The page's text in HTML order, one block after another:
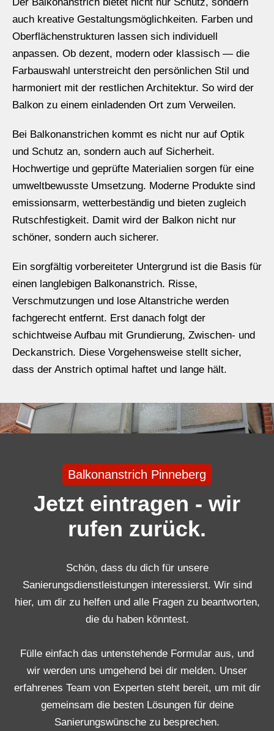
auch kreative Gestaltungsmöglichkeiten. Farben und
Oberflächenstrukturen lassen sich individuell
anpassen. Ob dezent, modern oder klassisch — die
Farbauswahl unterstreicht den persönlichen Stil und
harmoniert mit der restlichen Architektur. So wird der
Balkon zu einem einladenden Ort zum Verweilen.
Bei Balkonanstrichen kommt es nicht nur auf Optik
und Schutz an, sondern auch auf Sicherheit.
Hochwertige und geprüfte Materialien sorgen für eine
umweltbewusste Umsetzung. Moderne Produkte sind
emissionsarm, wetterbeständig und bieten zugleich
Rutschfestigkeit. Damit wird der Balkon nicht nur
schöner, sondern auch sicherer.
Ein sorgfältig vorbereiteter Untergrund ist die Basis für
einen langlebigen Balkonanstrich. Risse,
Verschmutzungen und lose Altanstriche werden
fachgerecht entfernt. Erst danach folgt der
schichtweise Aufbau mit Grundierung, Zwischen- und
Deckanstrich. Diese Vorgehensweise stellt sicher,
dass der Anstrich optimal haftet und lange hält.
Balkonanstrich Pinneberg
Jetzt eintragen - wir
rufen zurück.
Schön, dass du dich für unsere
Sanierungsdienstleistungen interessierst. Wir sind
hier, um dir zu helfen und alle Fragen zu beantworten,
die du haben könntest.
Fülle einfach das untenstehende Formular aus, und
wir werden uns umgehend bei dir melden. Unser
erfahrenes Team von Experten steht bereit, um mit dir
gemeinsam die besten Lösungen für deine
Sanierungswünsche zu besprechen.